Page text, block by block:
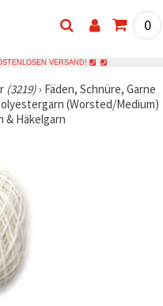
0
VERSAND!
(3219)› Fäden, Schnüre, Garne
(Worsted/Medium)
& Häkelgarn